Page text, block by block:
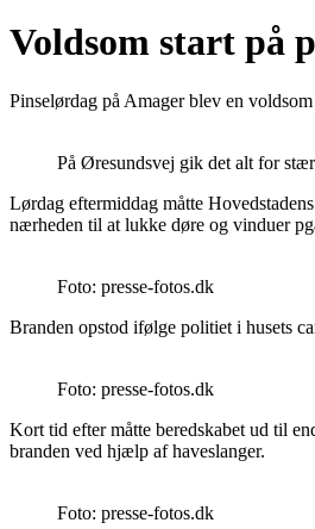
Voldsom start på
Pinselørdag på Amager blev en
På Øresundsvej gik det alt for
Lørdag eftermiddag måtte
nærheden til at lukke døre og vinduer
Foto: presse-fotos.dk
Branden opstod ifølge politiet i husets
Foto: presse-fotos.dk
Kort tid efter måtte beredskabet ud til
branden ved hjælp af haveslanger.
Foto: presse-fotos.dk